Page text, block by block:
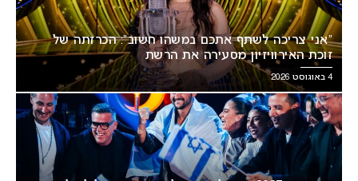
“אני צריכה לשתף אתכם במשהו חשוב”: הכרזתה של
זוכת האירוויזיון מסעירה את הרשת
4 באוגוסט 2026